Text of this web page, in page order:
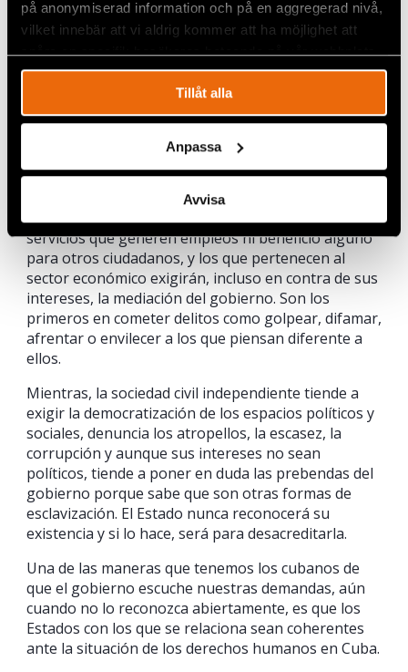
på anonymiserad information och på en aggregerad nivå,
vilket innebär att vi aldrig kommer att ha möjlighet att
spåra en specifik besökares beteende på vår webbplats.
Tillåt alla
Anpassa
Avvisa
políticas y de masa o vínculos comerciales,
empresas y marcas nacionales.
¿Cómo reconocer la sociedad civil independiente de
la sociedad civil reconocida y respaldada por el
El discurso político complaciente y en sintonía con el
del gobierno es el síntoma más evidente; sin
embargo, hay otros. Una parte de esa sociedad civil
no hace nada ni por democratizar ni por el
crecimiento de la sociedad en general, no brinda
servicios que generen empleos ni beneficio alguno
para otros ciudadanos, y los que pertenecen al
sector económico exigirán, incluso en contra de sus
intereses, la mediación del gobierno. Son los
primeros en cometer delitos como golpear, difamar,
afrentar o envilecer a los que piensan diferente a
ellos.
Mientras, la sociedad civil independiente tiende a
exigir la democratización de los espacios políticos y
sociales, denuncia los atropellos, la escasez, la
corrupción y aunque sus intereses no sean
políticos, tiende a poner en duda las prebendas del
gobierno porque sabe que son otras formas de
esclavización. El Estado nunca reconocerá su
existencia y si lo hace, será para desacreditarla.
Una de las maneras que tenemos los cubanos de
que el gobierno escuche nuestras demandas, aún
cuando no lo reconozca abiertamente, es que los
Estados con los que se relaciona sean coherentes
ante la situación de los derechos humanos en Cuba.